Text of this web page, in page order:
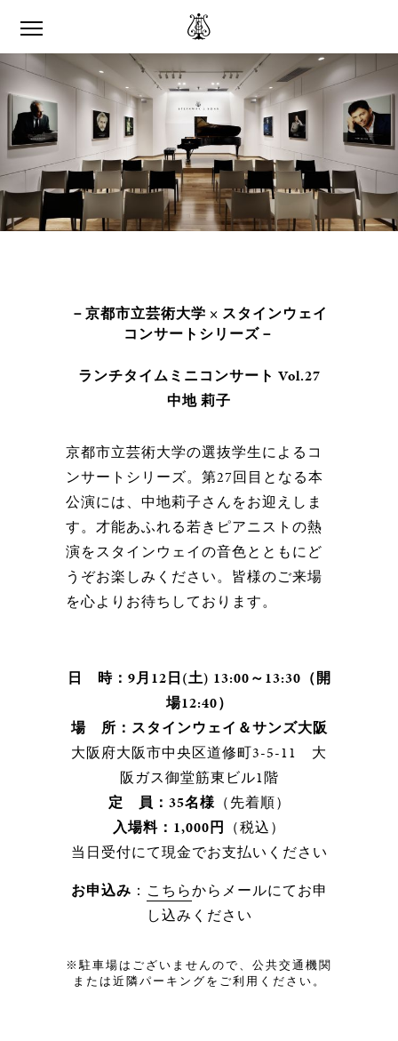
－京都市立芸術大学 × スタインウェイ
コンサートシリーズ－
ランチタイムミニコンサート Vol.27
中地 莉子
京都市立芸術大学の選抜学生によるコ
ンサートシリーズ。第27回目となる本
公演には、中地莉子さんをお迎えしま
す。才能あふれる若きピアニストの熱
演をスタインウェイの音色とともにど
うぞお楽しみください。皆様のご来場
を心よりお待ちしております。
日 時：9月12日(土) 13:00～13:30（開
場12:40）
場 所：スタインウェイ＆サンズ大阪
大阪府大阪市中央区道修町3-5-11 大
阪ガス御堂筋東ビル1階
定 員：35名様（先着順）
入場料：1,000円 （税込）
当日受付にて現金でお支払いください
お申込み ： こちらからメールにてお申
し込みください
※駐車場はございませんので、公共交通機関
または近隣パーキングをご利用ください。